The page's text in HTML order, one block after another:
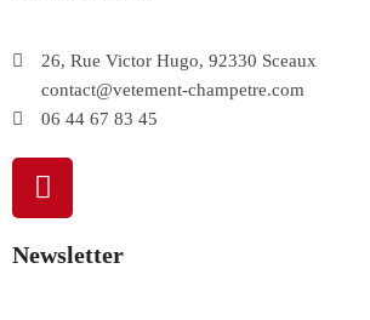
26, Rue Victor Hugo, 92330 Sceaux
contact@vetement-champetre.com
06 44 67 83 45
Newsletter